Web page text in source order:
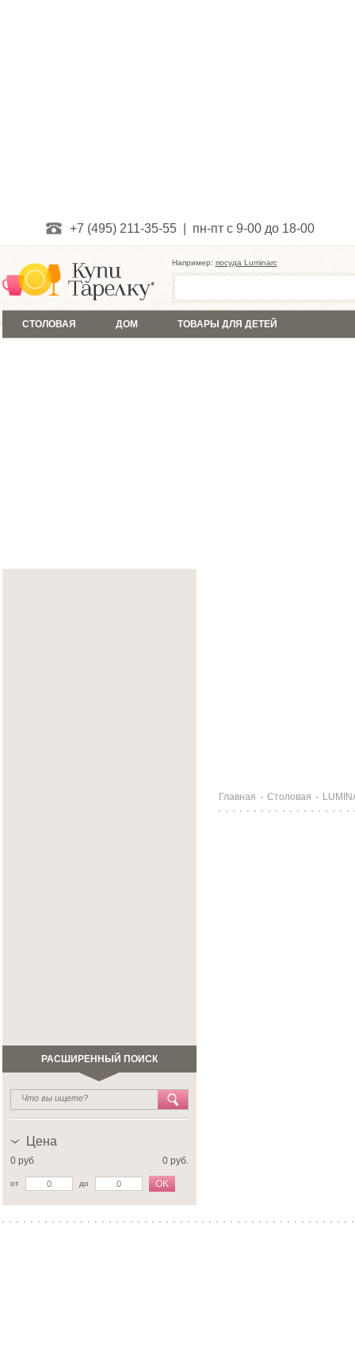
+7 (495) 211-35-55 | пн-пт с 9-00 до 18-00
Например: посуда Luminarc
СТОЛОВАЯ ДОМ ТОВАРЫ ДЛЯ ДЕТЕЙ
РАСШИРЕННЫЙ ПОИСК
Цена
0 руб 0 руб.
от до OK
Главная - Столовая -